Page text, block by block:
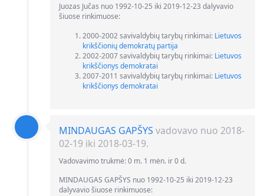
Juozas Jučas nuo 1992-10-25 iki 2019-12-23 dalyvavio
šiuose rinkimuose:
2000-2002 savivaldybių tarybų rinkimai: Lietuvos
krikščionių demokratų partija
2002-2007 savivaldybių tarybų rinkimai: Lietuvos
krikščionys demokratai
2007-2011 savivaldybių tarybų rinkimai: Lietuvos
krikščionys demokratai
MINDAUGAS GAPŠYS vadovavo nuo 2018-
02-19 iki 2018-03-19.
Vadovavimo trukmė: 0 m. 1 mėn. ir 0 d.
MINDAUGAS GAPŠYS nuo 1992-10-25 iki 2019-12-23
dalyvavio šiuose rinkimuose: